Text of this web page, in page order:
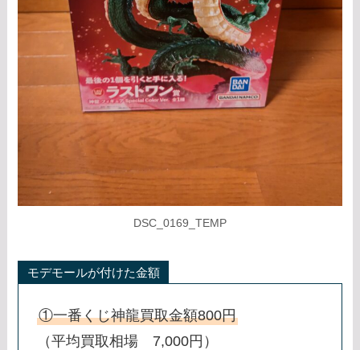
DSC_0169_TEMP
モデモールが付けた金額
①一番くじ神龍買取金額800円
（平均買取相場 7,000円）